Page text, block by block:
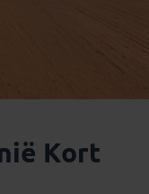
Kort